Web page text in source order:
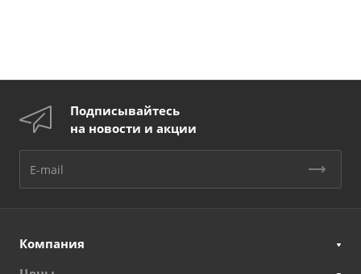
Подписывайтесь
на новости и акции
Компания